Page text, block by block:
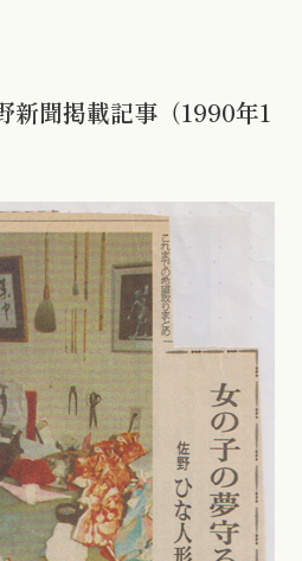
新聞掲載記事（1990年1